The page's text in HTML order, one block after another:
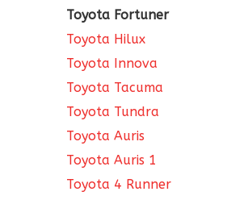
Toyota Fortuner
Toyota Hilux
Toyota Innova
Toyota Tacuma
Toyota Tundra
Toyota Auris
Toyota Auris 1
Toyota 4 Runner